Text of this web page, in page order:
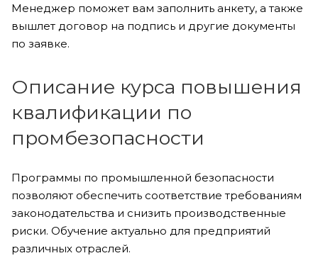
Менеджер поможет вам заполнить анкету, а также
вышлет договор на подпись и другие документы
по заявке.
Описание курса повышения
квалификации по
промбезопасности
Программы по промышленной безопасности
позволяют обеспечить соответствие требованиям
законодательства и снизить производственные
риски. Обучение актуально для предприятий
различных отраслей.